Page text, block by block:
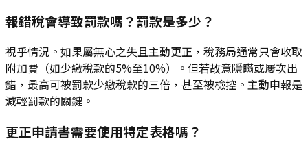
報錯稅會導致罰款嗎？罰款是多少？
視乎情況。如果屬無心之失且主動更正，稅務局通常只會收取
附加費（如少繳稅款的5%至10%）。但若故意隱瞞或屢次出
錯，最高可被罰款少繳稅款的三倍，甚至被檢控。主動申報是
減輕罰款的關鍵。
更正申請書需要使用特定表格嗎？